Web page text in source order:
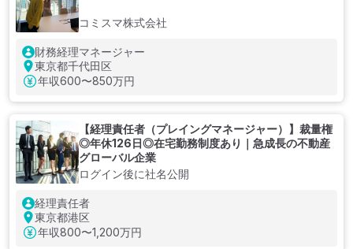
コミスマ株式会社
財務経理マネージャー
東京都千代田区
年収600〜850万円
【経理責任者（プレイングマネージャー）】裁量権
◎年休126日◎在宅勤務制度あり｜急成長の不動産
グローバル企業
ログイン後に社名公開
経理責任者
東京都港区
年収800〜1,200万円